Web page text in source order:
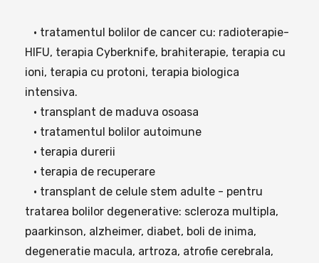
• tratamentul bolilor de cancer cu: radioterapie-
HIFU, terapia Cyberknife, brahiterapie, terapia cu
ioni, terapia cu protoni, terapia biologica
intensiva.
• transplant de maduva osoasa
• tratamentul bolilor autoimune
• terapia durerii
• terapia de recuperare
• transplant de celule stem adulte - pentru
tratarea bolilor degenerative: scleroza multipla,
paarkinson, alzheimer, diabet, boli de inima,
degeneratie macula, artroza, atrofie cerebrala,